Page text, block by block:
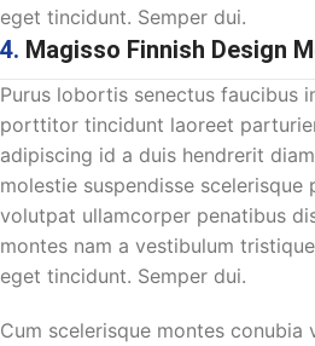
eget tincidunt. Semper dui.
4. Magisso Finnish Design
Purus lobortis senectus faucibus
porttitor tincidunt laoreet
adipiscing id a duis hendrerit
molestie suspendisse
volutpat ullamcorper penatibus
montes nam a vestibulum
eget tincidunt. Semper dui.
Cum scelerisque montes conubia